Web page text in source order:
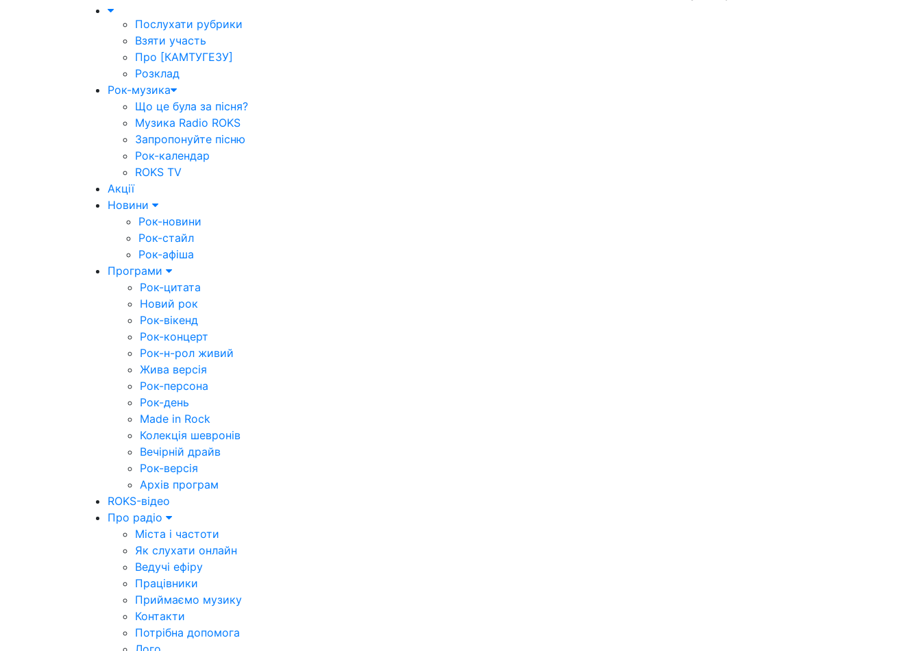
Послухати рубрики
Взяти участь
Про [КАМТУГЕЗУ]
Розклад
Рок-музика
Що це була за пісня?
Музика Radio ROKS
Запропонуйте пісню
Рок-календар
ROKS TV
Акції
Новини
Рок-новини
Рок-стайл
Рок-афіша
Програми
Рок-цитата
Новий рок
Рок-вікенд
Рок-концерт
Рок-н-рол живий
Жива версія
Рок-персона
Рок-день
Made in Rock
Колекція шевронів
Вечірній драйв
Рок-версія
Архів програм
ROKS-відео
Про радіо
Міста і частоти
Як слухати онлайн
Ведучі ефіру
Працівники
Приймаємо музику
Контакти
Потрібна допомога